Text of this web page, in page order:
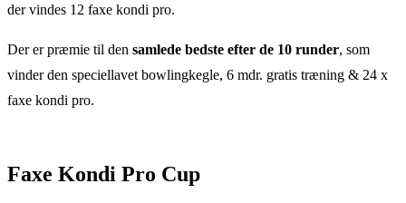
der vindes 12 faxe kondi pro.
Der er præmie til den samlede bedste efter de 10 runder, som
vinder den speciellavet bowlingkegle, 6 mdr. gratis træning & 24 x
faxe kondi pro.
Faxe Kondi Pro Cup